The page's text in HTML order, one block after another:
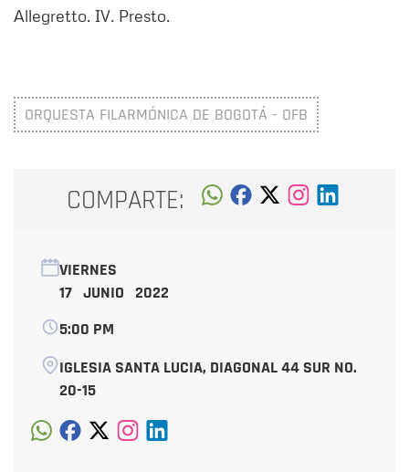
Allegretto. IV. Presto.
ORQUESTA FILARMÓNICA DE BOGOTÁ - OFB
COMPARTE:
VIERNES
17 JUNIO 2022
5:00 PM
IGLESIA SANTA LUCIA, DIAGONAL 44 SUR NO.
20-15